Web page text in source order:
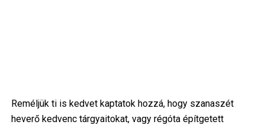
Reméljük ti is kedvet kaptatok hozzá, hogy szanaszét
heverő kedvenc tárgyaitokat, vagy régóta építgetett